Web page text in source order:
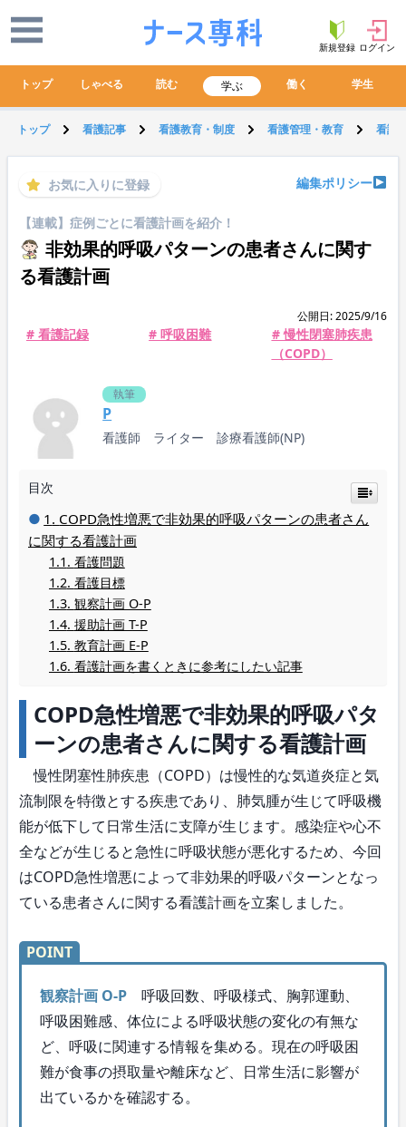
新規登録 ログイン
トップ しゃべる 読む 学ぶ 働く 学生
トップ 看護記事 看護教育・制度 看護管理・教育 看護
お気に入りに登録 編集ポリシー
【連載】症例ごとに看護計画を紹介！
非効果的呼吸パターンの患者さんに関す
る看護計画
公開日: 2025/9/16
# 看護記録 # 呼吸困難
# 慢性閉塞肺疾患
（COPD）
執筆
P
看護師 ライター 診療看護師(NP)
目次
COPD急性増悪で非効果的呼吸パターンの患者さん
に関する看護計画
看護問題
看護目標
観察計画 O-P
援助計画 T-P
教育計画 E-P
看護計画を書くときに参考にしたい記事
COPD急性増悪で非効果的呼吸パタ
ーンの患者さんに関する看護計画
慢性閉塞性肺疾患（COPD）は慢性的な気道炎症と気
流制限を特徴とする疾患であり、肺気腫が生じて呼吸機
能が低下して日常生活に支障が生じます。感染症や心不
全などが生じると急性に呼吸状態が悪化するため、今回
はCOPD急性増悪によって非効果的呼吸パターンとなっ
ている患者さんに関する看護計画を立案しました。
POINT
観察計画 O-P 呼吸回数、呼吸様式、胸郭運動、
呼吸困難感、体位による呼吸状態の変化の有無な
ど、呼吸に関連する情報を集める。現在の呼吸困
難が食事の摂取量や離床など、日常生活に影響が
出ているかを確認する。